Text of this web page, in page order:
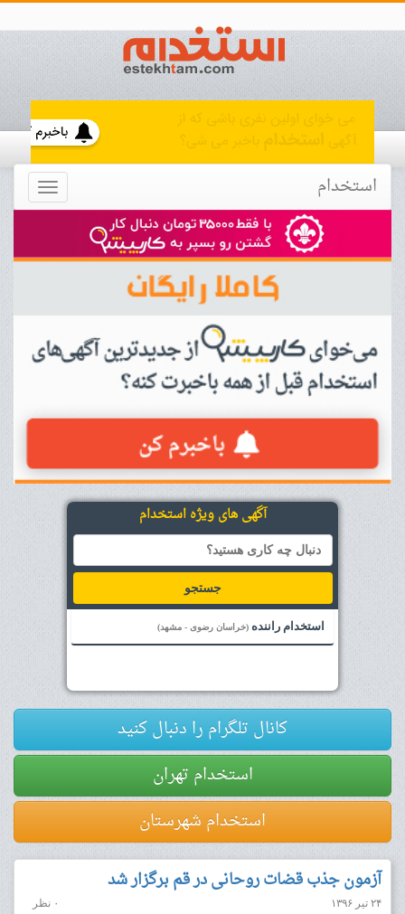
Toggle استخدام
آگهی های ویژه استخدام
جستجو
استخدام راننده (خراسان رضوی - مشهد)
کانال تلگرام را دنبال کنید
استخدام تهران
استخدام شهرستان
آزمون جذب قضات روحانی در قم برگزار شد
۲۴ تیر ۱۳۹۶ ۰ نظر